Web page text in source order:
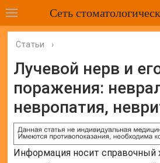
Сеть
Статьи ›
Лучевой нерв и
поражения:
невропатия,
Информация носит справочный